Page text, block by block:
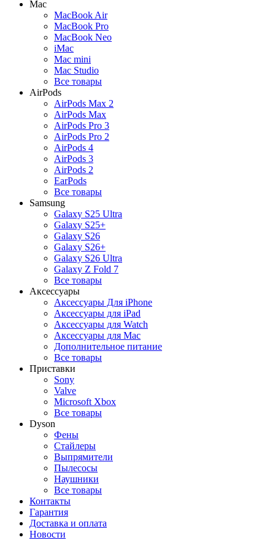
Mac
MacBook Air
MacBook Pro
MacBook Neo
iMac
Mac mini
Mac Studio
Все товары
AirPods
AirPods Max 2
AirPods Max
AirPods Pro 3
AirPods Pro 2
AirPods 4
AirPods 3
AirPods 2
EarPods
Все товары
Samsung
Galaxy S25 Ultra
Galaxy S25+
Galaxy S26
Galaxy S26+
Galaxy S26 Ultra
Galaxy Z Fold 7
Все товары
Аксессуары
Аксессуары Для iPhone
Аксессуары для iPad
Аксессуары для Watch
Аксессуары для Mac
Дополнительное питание
Все товары
Приставки
Sony
Valve
Microsoft Xbox
Все товары
Dyson
Фены
Стайлеры
Выпрямители
Пылесосы
Наушники
Все товары
Контакты
Гарантия
Доставка и оплата
Новости